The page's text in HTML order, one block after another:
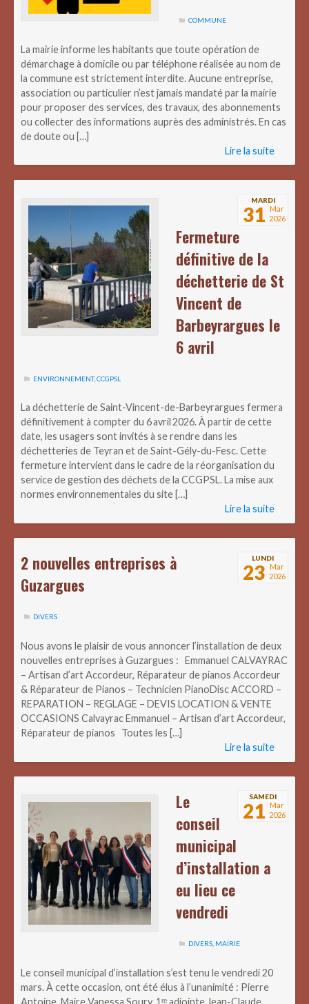
COMMUNE
La mairie informe les habitants que toute opération de
démarchage à domicile ou par téléphone réalisée au nom de
la commune est strictement interdite. Aucune entreprise,
association ou particulier n’est jamais mandaté par la mairie
pour proposer des services, des travaux, des abonnements
ou collecter des informations auprès des administrés. En cas
de doute ou […]
Lire la suite
MARDI
31 Mar
2026
Fermeture
définitive de la
déchetterie de St
Vincent de
Barbeyrargues le
6 avril
ENVIRONNEMENT,CCGPSL
La déchetterie de Saint-Vincent-de-Barbeyrargues fermera
définitivement à compter du 6 avril 2026. À partir de cette
date, les usagers sont invités à se rendre dans les
déchetteries de Teyran et de Saint-Gély-du-Fesc. Cette
fermeture intervient dans le cadre de la réorganisation du
service de gestion des déchets de la CCGPSL. La mise aux
normes environnementales du site […]
Lire la suite
LUNDI
23 Mar
2026
2 nouvelles entreprises à
Guzargues
DIVERS
Nous avons le plaisir de vous annoncer l’installation de deux
nouvelles entreprises à Guzargues : Emmanuel CALVAYRAC
– Artisan d’art Accordeur, Réparateur de pianos Accordeur
& Réparateur de Pianos – Technicien PianoDisc ACCORD –
REPARATION – REGLAGE – DEVIS LOCATION & VENTE
OCCASIONS Calvayrac Emmanuel – Artisan d’art Accordeur,
Réparateur de pianos Toutes les […]
Lire la suite
SAMEDI
21 Mar
2026
Le
conseil
municipal
d’installation a
eu lieu ce
vendredi
DIVERS MAIRIE
Le conseil municipal d’installation s’est tenu le vendredi 20
mars. À cette occasion, ont été élus à l’unanimité : Pierre
Antoine, Maire Vanessa Soury, 1ʳᵉ adjointe Jean-Claude